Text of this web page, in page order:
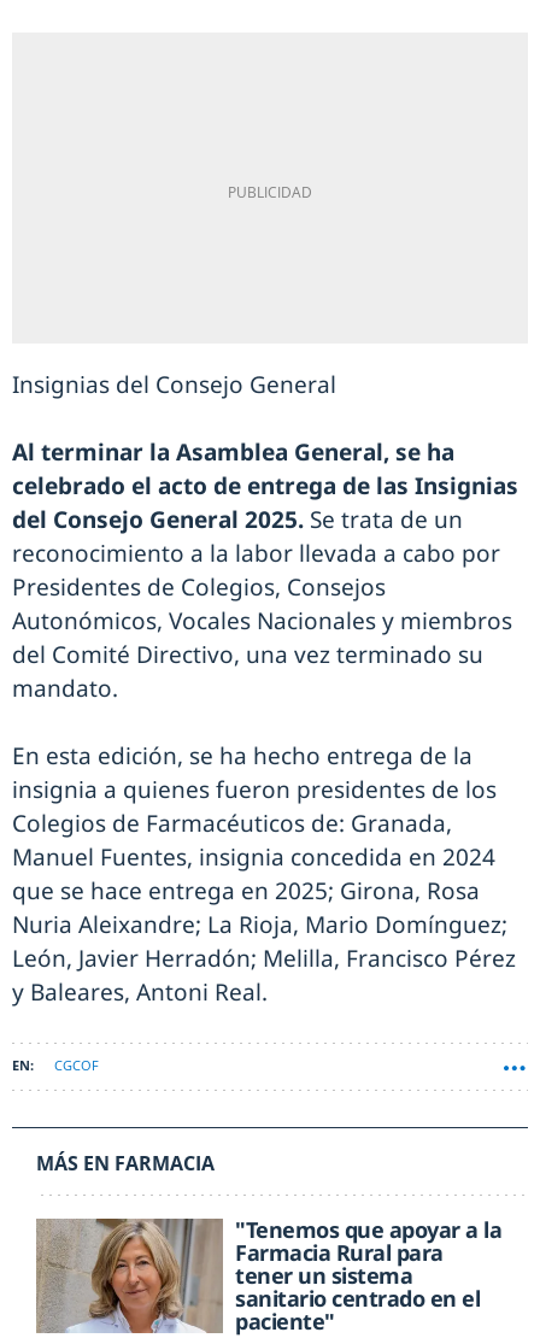
Insignias del Consejo General
Al terminar la Asamblea General, se ha
celebrado el acto de entrega de las Insignias
del Consejo General 2025. Se trata de un
reconocimiento a la labor llevada a cabo por
Presidentes de Colegios, Consejos
Autonómicos, Vocales Nacionales y miembros
del Comité Directivo, una vez terminado su
mandato.
En esta edición, se ha hecho entrega de la
insignia a quienes fueron presidentes de los
Colegios de Farmacéuticos de: Granada,
Manuel Fuentes, insignia concedida en 2024
que se hace entrega en 2025; Girona, Rosa
Nuria Aleixandre; La Rioja, Mario Domínguez;
León, Javier Herradón; Melilla, Francisco Pérez
y Baleares, Antoni Real.
CGCOF
MÁS EN FARMACIA
"Tenemos que apoyar a la
Farmacia Rural para
tener un sistema
sanitario centrado en el
paciente"